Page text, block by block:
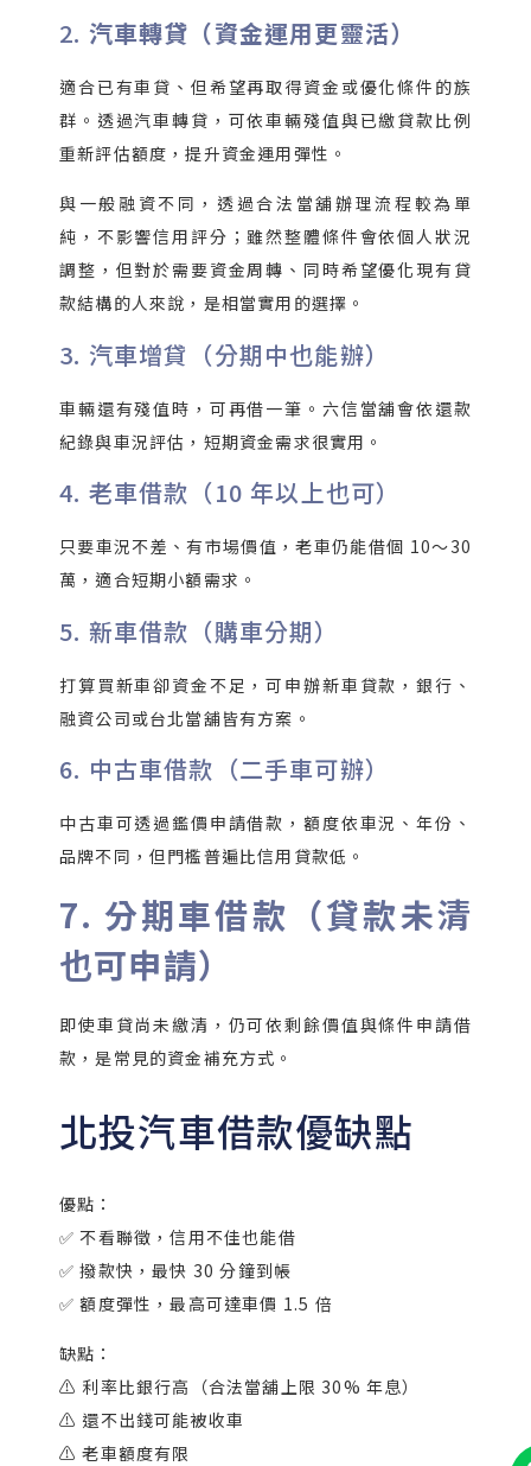
2. 汽車轉貸（資金運用更靈活）
適合已有車貸、但希望再取得資金或優化條件的族
群。透過汽車轉貸，可依車輛殘值與已繳貸款比例
重新評估額度，提升資金運用彈性。
與一般融資不同，透過合法當舖辦理流程較為單
純，不影響信用評分；雖然整體條件會依個人狀況
調整，但對於需要資金周轉、同時希望優化現有貸
款結構的人來說，是相當實用的選擇。
3. 汽車增貸（分期中也能辦）
車輛還有殘值時，可再借一筆。六信當舖會依還款
紀錄與車況評估，短期資金需求很實用。
4. 老車借款（10 年以上也可）
只要車況不差、有市場價值，老車仍能借個 10～30
萬，適合短期小額需求。
5. 新車借款（購車分期）
打算買新車卻資金不足，可申辦新車貸款，銀行、
融資公司或台北當舖皆有方案。
6. 中古車借款（二手車可辦）
中古車可透過鑑價申請借款，額度依車況、年份、
品牌不同，但門檻普遍比信用貸款低。
7. 分期車借款（貸款未清
也可申請）
即使車貸尚未繳清，仍可依剩餘價值與條件申請借
款，是常見的資金補充方式。
北投汽車借款優缺點
優點：
✅ 不看聯徵，信用不佳也能借
✅ 撥款快，最快 30 分鐘到帳
✅ 額度彈性，最高可達車價 1.5 倍
缺點：
⚠️ 利率比銀行高（合法當舖上限 30% 年息）
⚠️ 還不出錢可能被收車
⚠️ 老車額度有限